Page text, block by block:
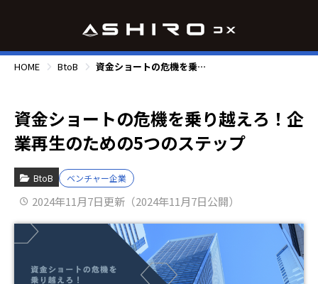
HOME BtoB 資金ショートの危機を乗り越えろ！企業再生のための5つのステップ
資金ショートの危機を乗り越えろ！企
業再生のための5つのステップ
BtoB ベンチャー企業
2024年11月7日更新（2024年11月7日公開）